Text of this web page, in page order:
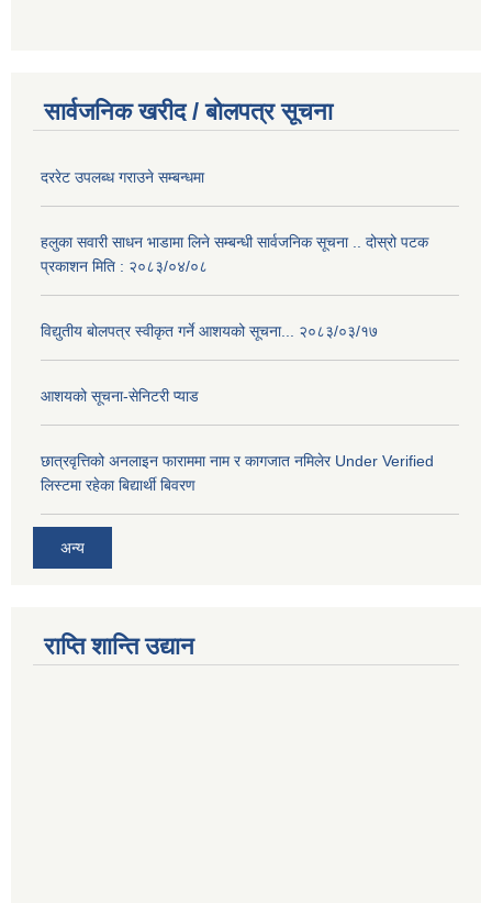
सार्वजनिक खरीद / बोलपत्र सूचना
दररेट उपलब्ध गराउने सम्बन्धमा
हलुका सवारी साधन भाडामा लिने सम्बन्धी सार्वजनिक सूचना .. दोस्रो पटक
प्रकाशन मिति : २०८३/०४/०८
विद्युतीय बोलपत्र स्वीकृत गर्ने आशयको सूचना... २०८३/०३/१७
आशयको सूचना-सेनिटरी प्याड
छात्रवृत्तिको अनलाइन फाराममा नाम र कागजात नमिलेर Under Verified
लिस्टमा रहेका बिद्यार्थी बिवरण
अन्य
राप्ति शान्ति उद्यान